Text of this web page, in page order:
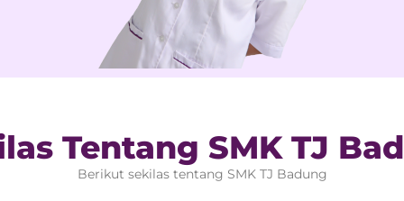
Tentang SMK TJ
Berikut sekilas tentang SMK TJ Badung